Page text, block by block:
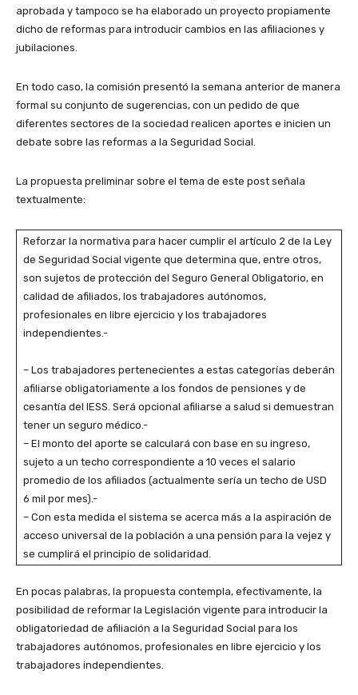
aprobada y tampoco se ha elaborado un proyecto propiamente
dicho de reformas para introducir cambios en las afiliaciones y
jubilaciones.
En todo caso, la comisión presentó la semana anterior de manera
formal su conjunto de sugerencias, con un pedido de que
diferentes sectores de la sociedad realicen aportes e inicien un
debate sobre las reformas a la Seguridad Social.
La propuesta preliminar sobre el tema de este post señala
textualmente:
Reforzar la normativa para hacer cumplir el artículo 2 de la Ley
de Seguridad Social vigente que determina que, entre otros,
son sujetos de protección del Seguro General Obligatorio, en
calidad de afiliados, los trabajadores autónomos,
profesionales en libre ejercicio y los trabajadores
independientes.-
– Los trabajadores pertenecientes a estas categorías deberán
afiliarse obligatoriamente a los fondos de pensiones y de
cesantía del IESS. Será opcional afiliarse a salud si demuestran
tener un seguro médico.-
– El monto del aporte se calculará con base en su ingreso,
sujeto a un techo correspondiente a 10 veces el salario
promedio de los afiliados (actualmente sería un techo de USD
6 mil por mes).-
– Con esta medida el sistema se acerca más a la aspiración de
acceso universal de la población a una pensión para la vejez y
se cumplirá el principio de solidaridad.
En pocas palabras, la propuesta contempla, efectivamente, la
posibilidad de reformar la Legislación vigente para introducir la
obligatoriedad de afiliación a la Seguridad Social para los
trabajadores autónomos, profesionales en libre ejercicio y los
trabajadores independientes.